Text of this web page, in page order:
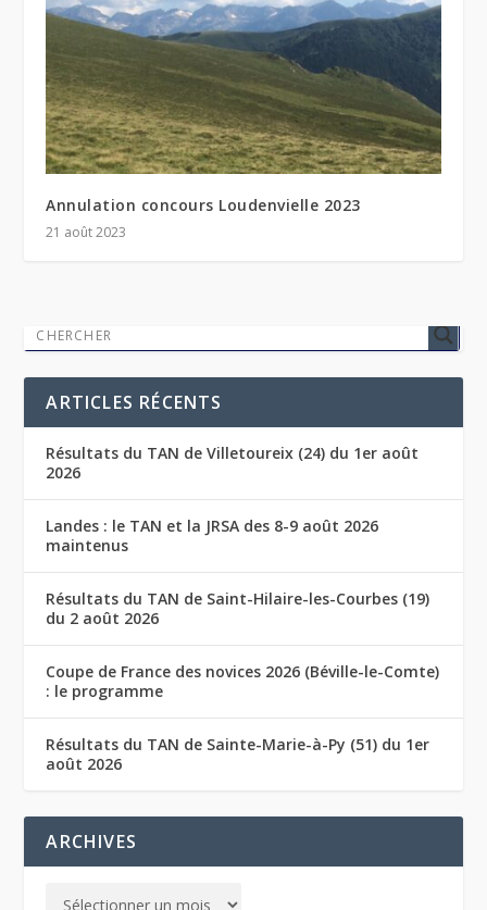
Annulation concours Loudenvielle 2023
21 août 2023
ARTICLES RÉCENTS
Résultats du TAN de Villetoureix (24) du 1er août
2026
Landes : le TAN et la JRSA des 8-9 août 2026
maintenus
Résultats du TAN de Saint-Hilaire-les-Courbes (19)
du 2 août 2026
Coupe de France des novices 2026 (Béville-le-Comte)
: le programme
Résultats du TAN de Sainte-Marie-à-Py (51) du 1er
août 2026
ARCHIVES